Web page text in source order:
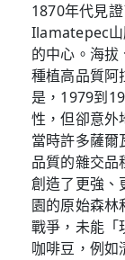
1870年代見
Ilamatepec山
的中心。海拔
種植高品質阿
是，1979到
性，但卻意外
當時許多薩
品質的雜交品
創造了更強、
園的原始森林
戰爭，未能「
咖啡豆，例如